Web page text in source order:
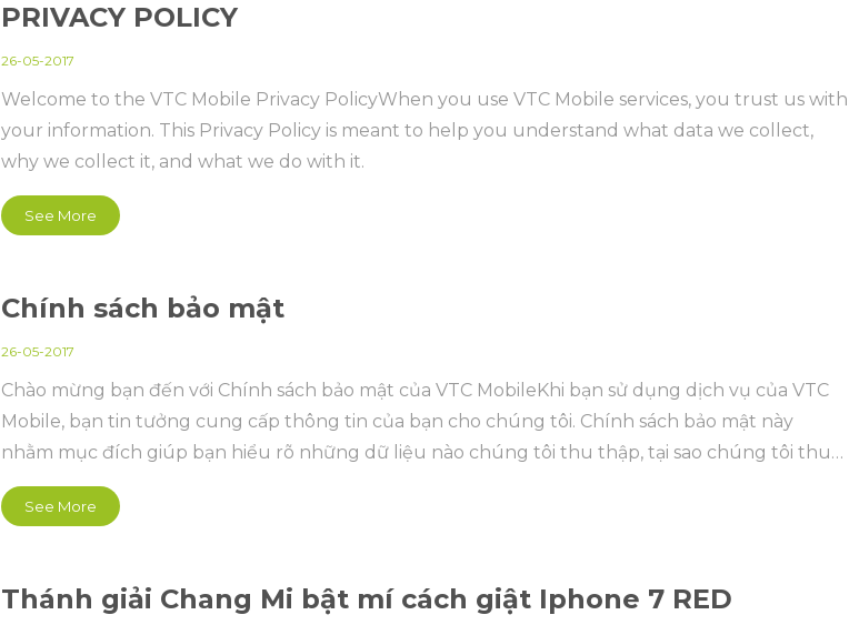
PRIVACY POLICY
26-05-2017
Welcome to the VTC Mobile Privacy PolicyWhen you use VTC Mobile services, you trust us with
your information. This Privacy Policy is meant to help you understand what data we collect,
why we collect it, and what we do with it.
See More
Chính sách bảo mật
26-05-2017
Chào mừng bạn đến với Chính sách bảo mật của VTC MobileKhi bạn sử dụng dịch vụ của VTC
Mobile, bạn tin tưởng cung cấp thông tin của bạn cho chúng tôi. Chính sách bảo mật này
nhằm mục đích giúp bạn hiểu rõ những dữ liệu nào chúng tôi thu thập, tại sao chúng tôi thu
thập và những gì chúng tôi làm với dữ liệu đó
See More
Thánh giải Chang Mi bật mí cách giật Iphone 7 RED